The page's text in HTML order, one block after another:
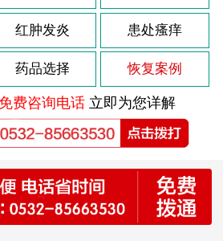
红肿发炎 患处瘙痒
药品选择 恢复案例
费咨询电话立即为您详解